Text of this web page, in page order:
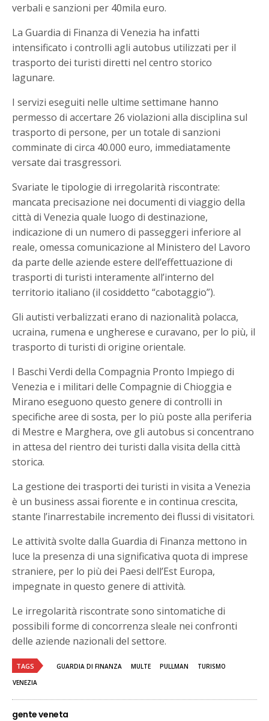
verbali e sanzioni per 40mila euro.
La Guardia di Finanza di Venezia ha infatti
intensificato i controlli agli autobus utilizzati per il
trasporto dei turisti diretti nel centro storico
lagunare.
I servizi eseguiti nelle ultime settimane hanno
permesso di accertare 26 violazioni alla disciplina sul
trasporto di persone, per un totale di sanzioni
comminate di circa 40.000 euro, immediatamente
versate dai trasgressori.
Svariate le tipologie di irregolarità riscontrate:
mancata precisazione nei documenti di viaggio della
città di Venezia quale luogo di destinazione,
indicazione di un numero di passeggeri inferiore al
reale, omessa comunicazione al Ministero del Lavoro
da parte delle aziende estere dell’effettuazione di
trasporti di turisti interamente all’interno del
territorio italiano (il cosiddetto “cabotaggio”).
Gli autisti verbalizzati erano di nazionalità polacca,
ucraina, rumena e ungherese e curavano, per lo più, il
trasporto di turisti di origine orientale.
I Baschi Verdi della Compagnia Pronto Impiego di
Venezia e i militari delle Compagnie di Chioggia e
Mirano eseguono questo genere di controlli in
specifiche aree di sosta, per lo più poste alla periferia
di Mestre e Marghera, ove gli autobus si concentrano
in attesa del rientro dei turisti dalla visita della città
storica.
La gestione dei trasporti dei turisti in visita a Venezia
è un business assai fiorente e in continua crescita,
stante l’inarrestabile incremento dei flussi di visitatori.
Le attività svolte dalla Guardia di Finanza mettono in
luce la presenza di una significativa quota di imprese
straniere, per lo più dei Paesi dell’Est Europa,
impegnate in questo genere di attività.
Le irregolarità riscontrate sono sintomatiche di
possibili forme di concorrenza sleale nei confronti
delle aziende nazionali del settore.
TAGS GUARDIA DI FINANZA MULTE PULLMAN
TURISMO
VENEZIA
gente veneta